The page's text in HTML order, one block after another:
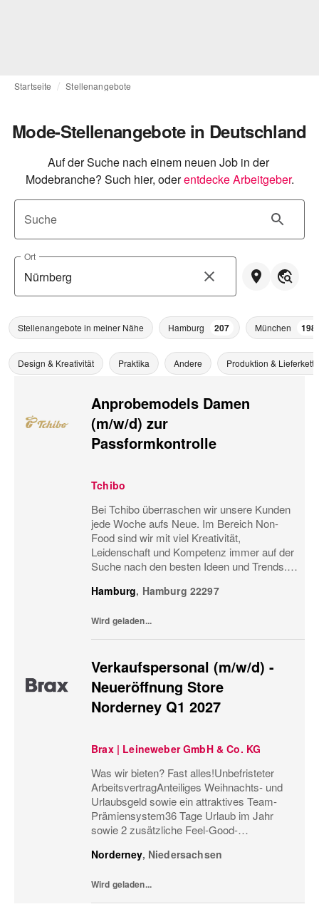
Startseite Stellenangebote
Mode-Stellenangebote in Deutschland
Auf der Suche nach einem neuen Job in der
Modebranche? Such hier, oderentdecke Arbeitgeber.
Suche
Ort
Stellenangebote in meiner Nähe Hamburg 207 München 198
Design & Kreativität Praktika Andere Produktion & Lieferkette
Anprobemodels Damen
(m/w/d) zur
Passformkontrolle
Tchibo
Bei Tchibo überraschen wir unsere Kunden
jede Woche aufs Neue. Im Bereich Non-
Food sind wir mit viel Kreativität,
Leidenschaft und Kompetenz immer auf der
Suche nach den besten Ideen und Trends.
besser machen und ständig
Hamburg, Hamburg 22297
Wird geladen...
Verkaufspersonal (m/w/d) -
Neueröffnung Store
Norderney Q1 2027
Brax | Leineweber GmbH & Co. KG
Was wir bieten? Fast alles!Unbefristeter
ArbeitsvertragAnteiliges Weihnachts- und
Urlaubsgeld sowie ein attraktives Team-
Prämiensystem36 Tage Urlaub im Jahr
sowie 2 zusätzliche Feel-Good-
Personaleinsatzplanung und eine
zu 60%...
Norderney, Niedersachsen
Wird geladen...